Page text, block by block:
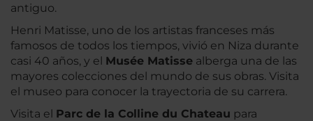
antiguo.
Henri Matisse, uno de los artistas franceses más
famosos de todos los tiempos, vivió en Niza durante
casi 40 años, y el Musée Matisse alberga una de las
mayores colecciones del mundo de sus obras. Visita
el museo para conocer la trayectoria de su carrera.
Visita el Parc de la Colline du Chateau para